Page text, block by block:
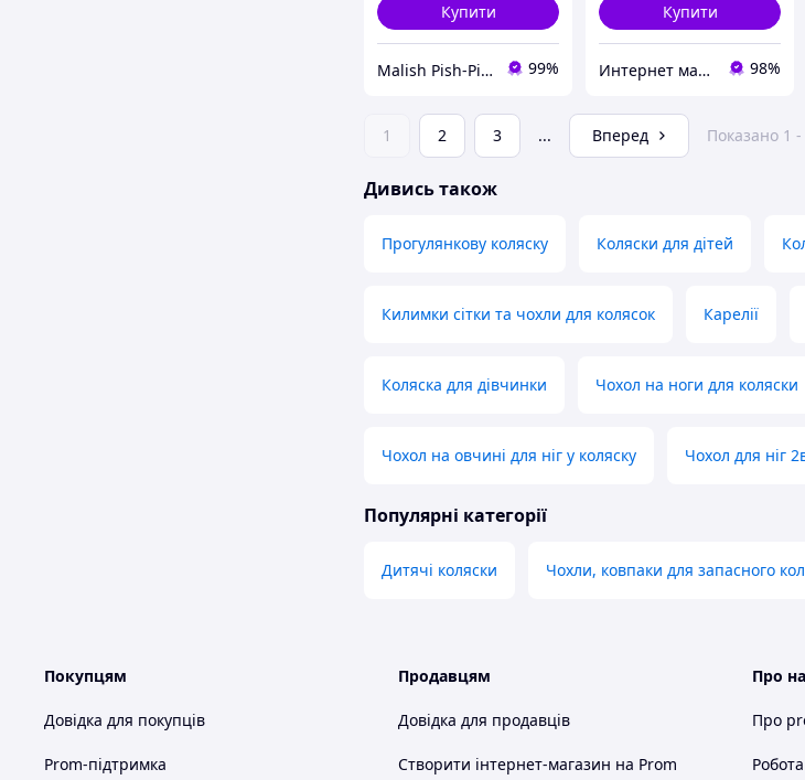
Купити
Malish Pish-Pish 99%
Купити
Интернет магазин Dolli 98%
1 2 3 ... Вперед Показано 1 -
Дивись також
Прогулянкову коляску Коляски для дітей
Килимки сітки та чохли для колясок Карелії
Коляска для дівчинки Чохол на ноги для коляски
Чохол на овчині для ніг у коляску Чохол для ніг
Популярні категорії
Дитячі коляски Чохли, ковпаки для запасного
Покупцям
Довідка для покупців
Prom-підтримка
Продавцям
Довідка для продавців
Створити інтернет-магазин на Prom
Про
Про